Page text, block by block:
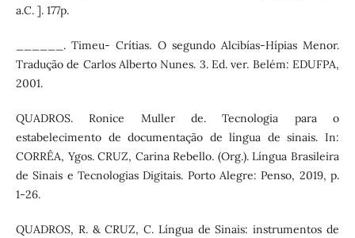
a.C. ]. 177p.
______. Timeu- Crítias. O segundo Alcibías-Hípias Menor.
Tradução de Carlos Alberto Nunes. 3. Ed. ver. Belém: EDUFPA,
2001.
QUADROS. Ronice Muller de. Tecnologia para o
estabelecimento de documentação de língua de sinais. In:
CORRÊA, Ygos. CRUZ, Carina Rebello. (Org.). Língua Brasileira
de Sinais e Tecnologias Digitais. Porto Alegre: Penso, 2019, p.
1-26.
QUADROS, R. & CRUZ, C. Língua de Sinais: instrumentos de